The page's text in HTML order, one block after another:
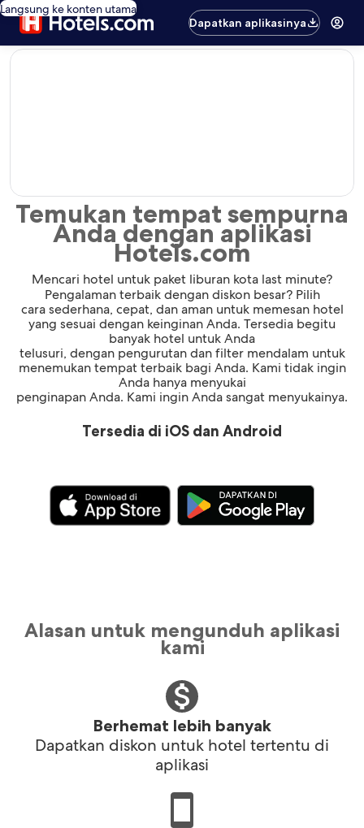
Langsung ke konten utama
Dapatkan aplikasinya
editorial
Temukan tempat sempurna
Anda dengan aplikasi
Hotels.com
Mencari hotel untuk paket liburan kota last minute?
Pengalaman terbaik dengan diskon besar? Pilih
cara sederhana, cepat, dan aman untuk memesan hotel
yang sesuai dengan keinginan Anda. Tersedia begitu
banyak hotel untuk Anda
telusuri, dengan pengurutan dan filter mendalam untuk
menemukan tempat terbaik bagi Anda. Kami tidak ingin
Anda hanya menyukai
penginapan Anda. Kami ingin Anda sangat menyukainya.
Tersedia di iOS dan Android
Alasan untuk mengunduh aplikasi
kami
Berhemat lebih banyak
Dapatkan diskon untuk hotel tertentu di
aplikasi